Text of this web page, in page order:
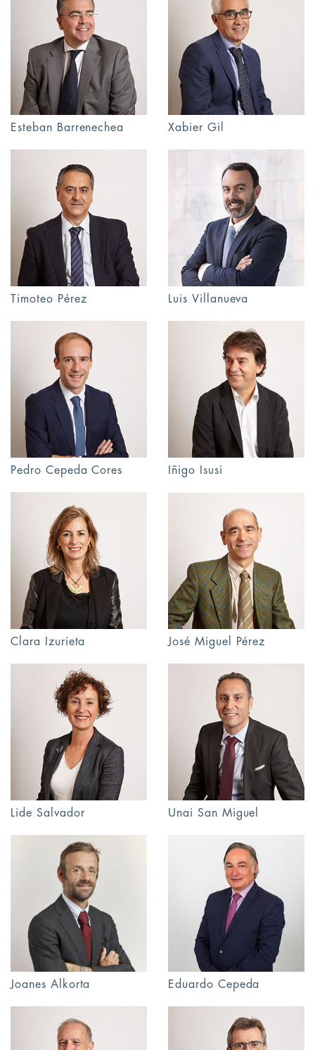
Esteban Barrenechea Xabier Gil
Timoteo Pérez Luis Villanueva
Pedro Cepeda Cores Iñigo Isusi
Clara Izurieta José Miguel Pérez
Lide Salvador Unai San Miguel
Joanes Alkorta Eduardo Cepeda